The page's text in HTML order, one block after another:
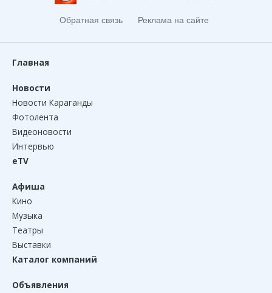
Обратная связь Реклама на сайте
Главная
Новости
Новости Караганды
Фотолента
Видеоновости
Интервью
eTV
Афиша
Кино
Музыка
Театры
Выставки
Каталог компаний
Объявления